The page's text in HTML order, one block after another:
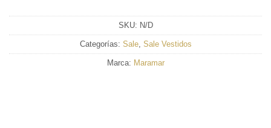
SKU: N/D
Categorías: Sale, Sale Vestidos
Marca: Maramar